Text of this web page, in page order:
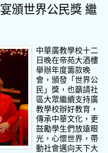
頒世界公民獎 繼
中華廣教學校十二
日晚在帝苑大酒樓
舉辦年度籌款晚
會，頒發「世界公
民」獎，也籲請社
區大眾繼續支持廣
教學校辦好教育，
傳承中華文化，更
鼓勵學生們放遠眼
光，心懷世界，帶
動社會邁向天下大